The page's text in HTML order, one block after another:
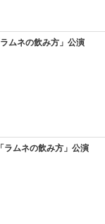
ムネの飲み方」公演
ラムネの飲み方」公演